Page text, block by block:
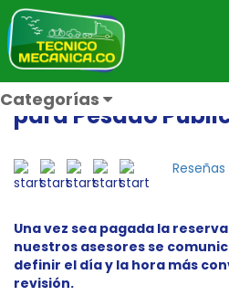
Categorías
Inicio
Productos
Agenda Revisión Preventiva para
CDA BUCARAMANGA
Agenda Revisión
para Pesado
Reseñas
Una vez sea pagada la
nuestros asesores se
definir el día y la hora más
revisión.